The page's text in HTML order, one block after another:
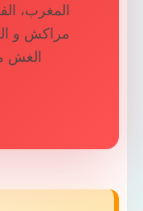
المغرب، الفروقات،
مراكش و الدار
الغش من